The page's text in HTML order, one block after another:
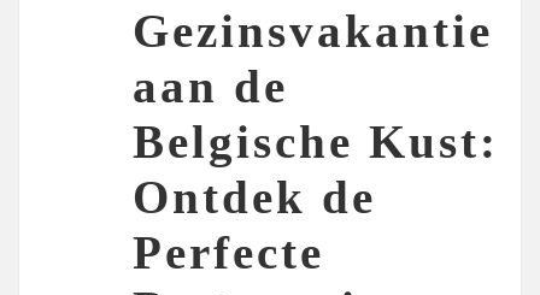
Gezinsvakantie
aan de
Belgische Kust:
Ontdek de
Perfecte